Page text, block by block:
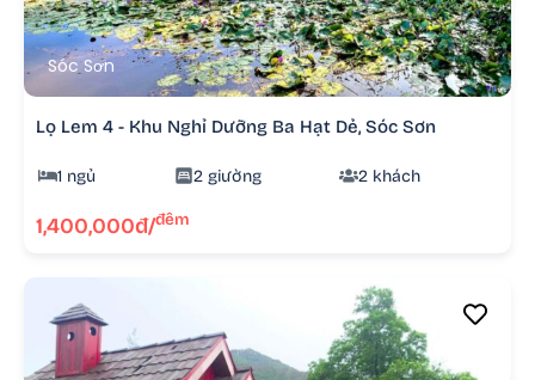
Sóc Sơn
Lọ Lem 4 - Khu Nghỉ Dưỡng Ba Hạt Dẻ, Sóc Sơn
1 ngủ 2 giường 2 khách
1,400,000đ/đêm